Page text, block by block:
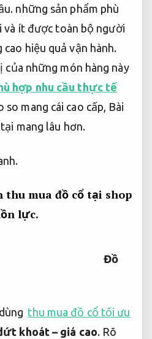
những sản phẩm phù
và ít được toàn bộ người
cao hiệu quả vận hành.
của những món hàng này
hợp nhu cầu thực tế
mang cái cao cấp, Bài
mang lâu hơn.
thu mua đồ cổ tại shop
lực.
Đồ
thu mua đồ cổ tối ưu
khoát – giá cao. Rõ